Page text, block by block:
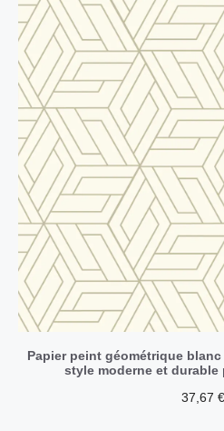
Papier peint géométrique
style moderne et
37,67 €